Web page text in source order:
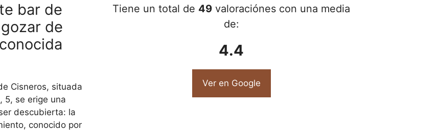
bar de
de
Cisneros, situada
5, se erige una
descubierta: la
conocido por
Tiene un total de 49 valoraciónes con una media
de:
4.4
Ver en Google